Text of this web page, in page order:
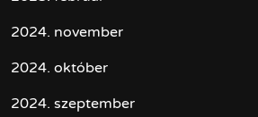
2024. november
2024. október
2024. szeptember